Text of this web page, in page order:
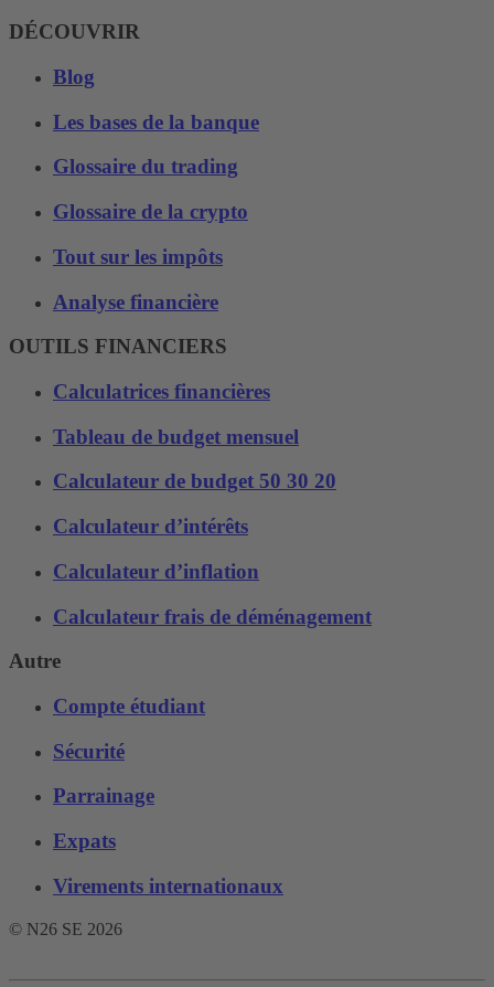
DÉCOUVRIR
Blog
Les bases de la banque
Glossaire du trading
Glossaire de la crypto
Tout sur les impôts
Analyse financière
OUTILS FINANCIERS
Calculatrices financières
Tableau de budget mensuel
Calculateur de budget 50 30 20
Calculateur d’intérêts
Calculateur d’inflation
Calculateur frais de déménagement
Autre
Compte étudiant
Sécurité
Parrainage
Expats
Virements internationaux
© N26 SE 2026